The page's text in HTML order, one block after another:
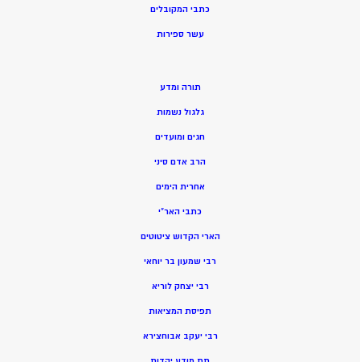
כתבי המקובלים
עשר ספירות
תורה ומדע
גלגול נשמות
חגים ומועדים
הרב אדם סיני
אחרית הימים
כתבי האר”י
הארי הקדוש ציטוטים
רבי שמעון בר יוחאי
רבי יצחק לוריא
תפיסת המציאות
רבי יעקב אבוחצירא